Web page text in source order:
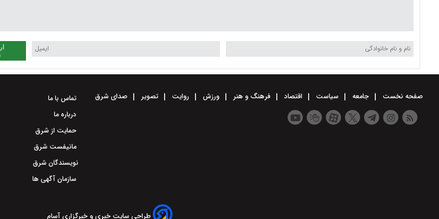
صفحه نخست جامعه سیاست اقتصاد فرهنگ و هنر ورزش روایت تصویر صدای شرق
تماس با ما
درباره ما
حمایت از شرق
مانیفست شرق
نویسندگان شرق
سازمان آگهی ها
طراحی سایت خبری و خبرگزاری آسام